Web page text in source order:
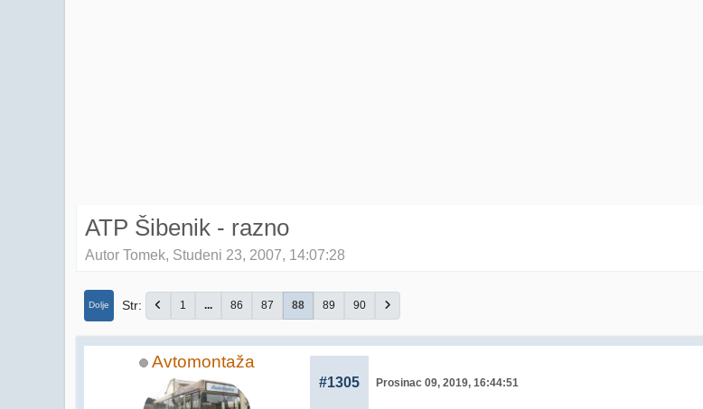
ATP Šibenik - razno
Autor Tomek, Studeni 23, 2007, 14:07:28
Dolje Str 1 ... 86 87 88 89 90
Avtomontaža
#1305 Prosinac 09, 2019, 16:44:51